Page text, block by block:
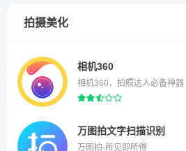
拍摄美化
相机360
相机360，拍照达人必备神器
万图拍文字扫描识别
万图拍-所见即所得